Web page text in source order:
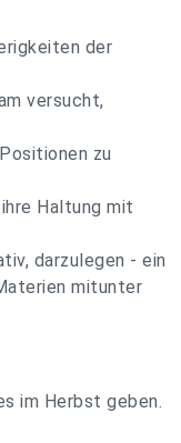
der
versucht,
zu
Haltung mit
darzulegen - ein
mitunter
im Herbst geben.